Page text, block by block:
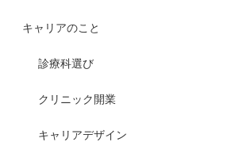
キャリアのこと
診療科選び
クリニック開業
キャリアデザイン